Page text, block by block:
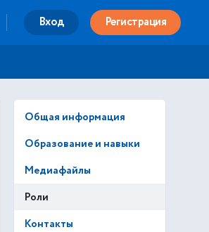
Вход Регистрация
Общая информация
Образование и навыки
Медиафайлы
Роли
Контакты